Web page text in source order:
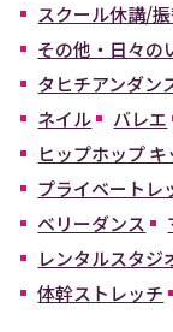
スクール休講/
その他・日々の
タヒチアンダン
ネイル
バレエ
ヒップホップ
プライベートレ
ベリーダンス
レンタルスタジ
体幹ストレッチ